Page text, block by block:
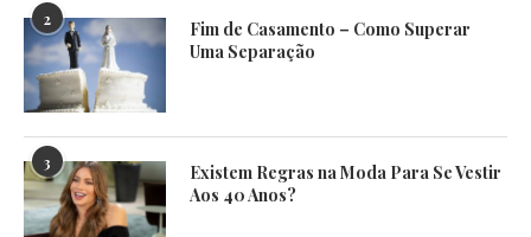
2
Fim de Casamento – Como Superar
Uma Separação
3
Existem Regras na Moda Para Se Vestir
Aos 40 Anos?